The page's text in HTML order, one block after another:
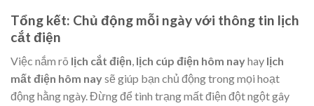
Tổng kết: Chủ động mỗi ngày với thông tin lịch
cắt điện
Việc nắm rõ lịch cắt điện, lịch cúp điện hôm nayhay lịch
mất điện hôm naysẽ giúp bạn chủ động trong mọi hoạt
động hằng ngày. Đừng để tình trạng mất điện đột ngột gây